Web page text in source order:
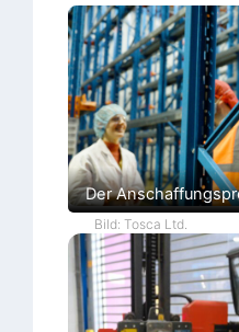
Der
Bild: Tosca Ltd.